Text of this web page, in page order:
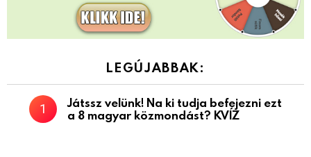
LEGÚJABBAK:
Játssz velünk! Na ki tudja befejezni ezt
a 8 magyar közmondást? KVÍZ